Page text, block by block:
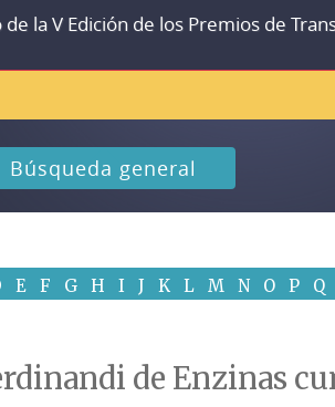
la V Edición de los Premios de
Búsqueda general
E F G H I J K L M N O P Q
de Enzinas